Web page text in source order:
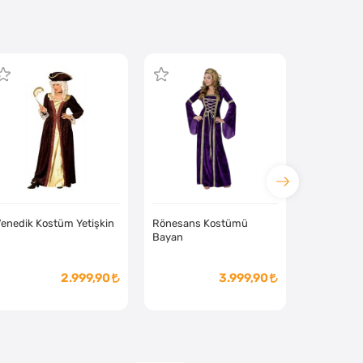
Kostüm Yetişkin
2.999,90
Rönesans Kostümü
Bayan
3.999,90